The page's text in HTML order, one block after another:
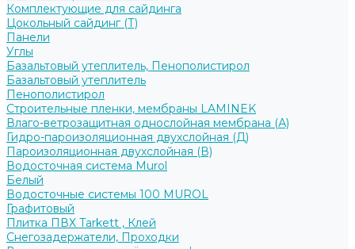
Комплектующие для сайдинга
Цокольный сайдинг (Т)
Панели
Углы
Базальтовый утеплитель, Пенополистирол
Базальтовый утеплитель
Пенополистирол
Строительные пленки, мембраны LAMINEK
Влаго-ветрозащитная однослойная мембрана (А)
Гидро-пароизоляционная двухслойная (Д)
Пароизоляционная двухслойная (В)
Водосточная система Murol
Белый
Водосточные системы 100 MUROL
Графитовый
Плитка ПВХ Tarkett , Клей
Снегозадержатели, Проходки